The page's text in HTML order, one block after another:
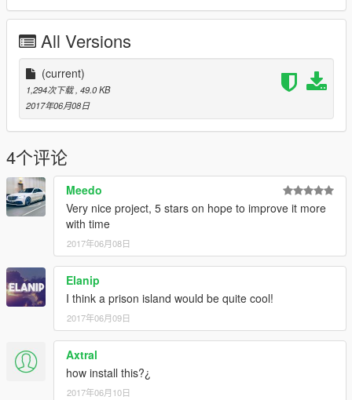
All Versions
(current)
1,294次下载, 49.0 KB
2017年06月08日
4个评论
Meedo
Very nice project, 5 stars on hope to improve it more
with time
2017年06月08日
Elanip
I think a prison island would be quite cool!
2017年06月09日
Axtral
how install this?¿
2017年06月10日